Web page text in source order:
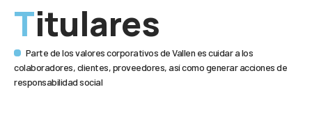
Titulares
Parte de los valores corporativos de Vallen es cuidar a los
colaboradores, clientes, proveedores, así como generar acciones de
responsabilidad social